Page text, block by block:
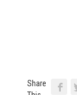
Share